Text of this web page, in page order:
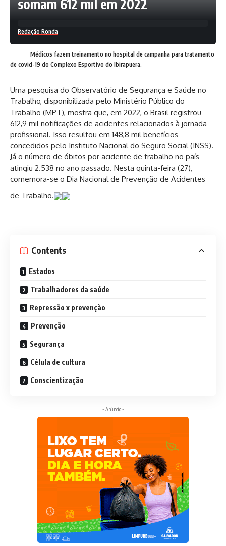
somam 612 mil em 2022
Redação Ronda
Médicos fazem treinamento no hospital de campanha para tratamento
de covid-19 do Complexo Esportivo do Ibirapuera.
Uma pesquisa do Observatório de Segurança e Saúde no
Trabalho, disponibilizada pelo Ministério Público do
Trabalho (MPT), mostra que, em 2022, o Brasil registrou
612,9 mil notificações de acidentes relacionados à jornada
profissional. Isso resultou em 148,8 mil benefícios
concedidos pelo Instituto Nacional do Seguro Social (INSS).
Já o número de óbitos por acidente de trabalho no país
atingiu 2.538 no ano passado. Nesta quinta-feira (27),
comemora-se o Dia Nacional de Prevenção de Acidentes
de Trabalho.
Contents
Estados
Trabalhadores da saúde
Repressão x prevenção
Prevenção
Segurança
Célula de cultura
Conscientização
- Anúncio -